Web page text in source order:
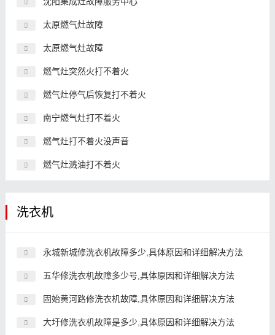
太原燃气灶故障
太原燃气灶故障
燃气灶突然火打不着火
燃气灶停气后恢复打不着火
南宁燃气灶打不着火
燃气灶打不着火没声音
燃气灶溅油打不着火
洗衣机
永城新城修洗衣机故障多少,具体原因和详细解决方法
五华修洗衣机故障多少号,具体原因和详细解决方法
固始黄河路修洗衣机故障,具体原因和详细解决方法
大圩修洗衣机故障是多少,具体原因和详细解决方法